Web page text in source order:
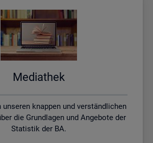
Me­dia­thek
unseren knappen und verständlichen
die Grundlagen und Angebote der
Statistik der BA.